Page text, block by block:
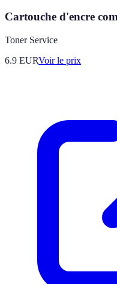
Cartouche d'encre
Toner Service
6.9 EURVoir le prix